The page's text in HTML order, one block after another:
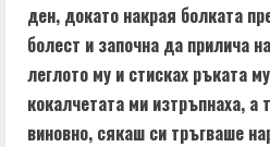
ден, докато накрая болката
болест и започна да прилича
леглото му и стисках ръката
кокалчетата ми изтръпнаха, а
виновно, сякаш си тръгваше